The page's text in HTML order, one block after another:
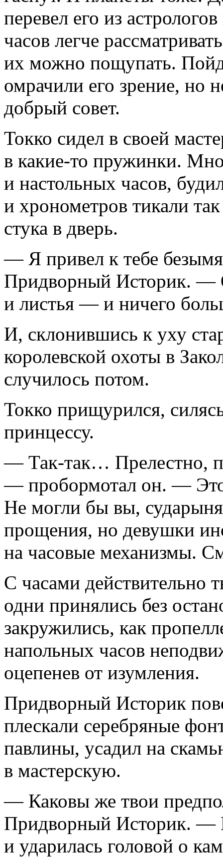
перевел его из
часов легче
их можно пощупать.
омрачили его зрение, но
добрый совет.
Токко сидел в своей
в какие-то пружинки.
и настольных часов,
и хронометров тикали
стука в дверь.
— Я привел к тебе
Придворный Историк. —
и листья — и ничего
И, склонившись к уху
королевской охоты в
случилось потом.
Токко прищурился,
принцессу.
— Так-так… Прелестно,
— пробормотал он. —
Не могли бы вы,
прощения, но девушки
на часовые механизмы.
С часами действительно
одни принялись без
закружились, как
напольных часов
оцепенев от изумления.
Придворный Историк
плескали серебряные
павлины, усадил на
в мастерскую.
— Каковы же твои
Придворный Историк. —
и ударилась головой о